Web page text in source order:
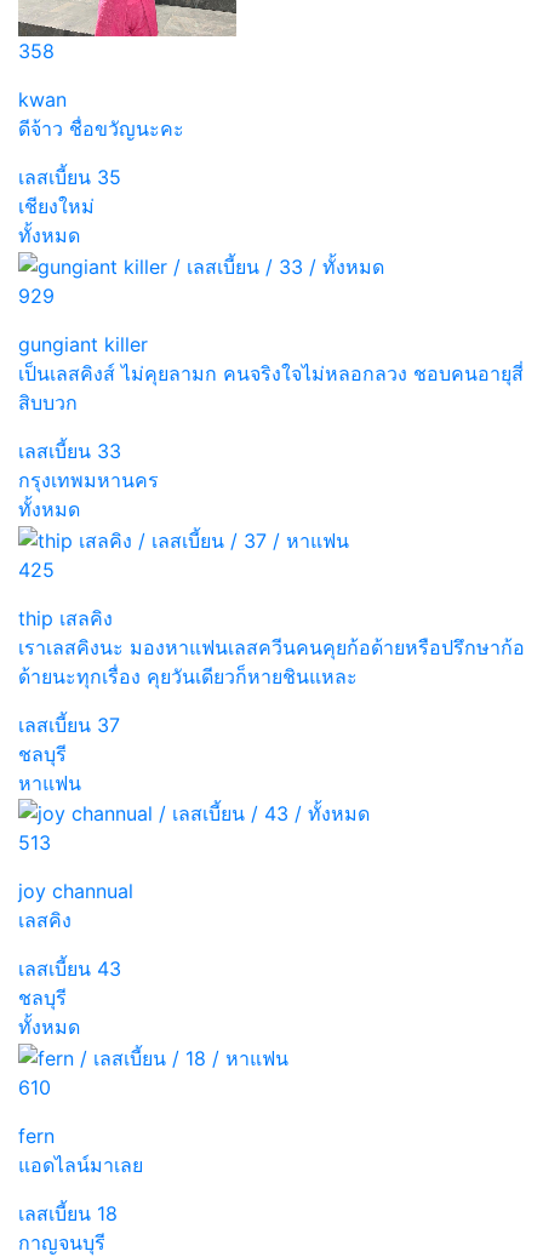
358
kwan
ดีจ้าว ชื่อขวัญนะคะ
เลสเบี้ยน 35
เชียงใหม่
ทั้งหมด
929
gungiant killer
เป็นเลสคิงส์ ไม่คุยลามก คนจริงใจไม่หลอกลวง ชอบคนอายุสี่
สิบบวก
เลสเบี้ยน 33
กรุงเทพมหานคร
ทั้งหมด
425
thip เสลคิง
เราเลสคิงนะ มองหาแฟนเลสควีนคนคุยก้อด้ายหรือปรึกษาก้อ
ด้ายนะทุกเรื่อง คุยวันเดียวก็หายชินแหละ
เลสเบี้ยน 37
ชลบุรี
หาแฟน
513
joy channual
เลสคิง
เลสเบี้ยน 43
ชลบุรี
ทั้งหมด
610
fern
แอดไลน์มาเลย
เลสเบี้ยน 18
กาญจนบุรี